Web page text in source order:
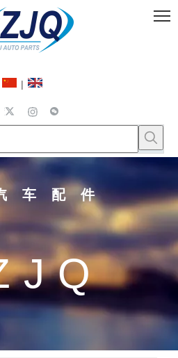
|
车配件